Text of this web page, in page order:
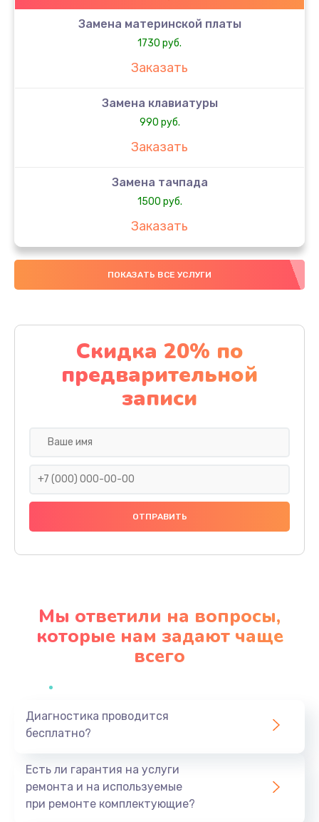
Замена материнской платы
1730 руб.
Заказать
Замена клавиатуры
990 руб.
Заказать
Замена тачпада
1500 руб.
Заказать
Замена южного моста
1950 руб.
Чистка от пыли
1060 руб.
Заказать
Ремонт подсветки
1200 руб.
Заказать
Замена видеочипа
Ремонт разъема питания
Заказать
ПОКАЗАТЬ ВСЕ УСЛУГИ
Скидка 20% по
предварительной
записи
Мы ответили на вопросы,
которые нам задают чаще
всего
Диагностика проводится
бесплатно?
Есть ли гарантия на услуги
ремонта и на используемые
при ремонте комплектующие?